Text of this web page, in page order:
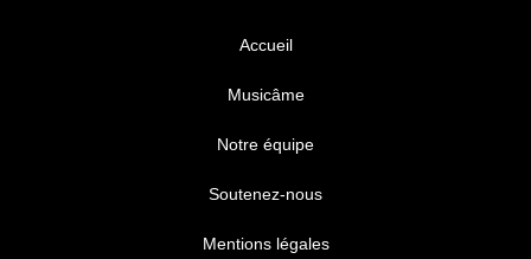
Accueil
Musicâme
Notre équipe
Soutenez-nous
Mentions légales